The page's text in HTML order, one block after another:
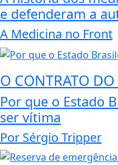
e defenderam a
A Medicina no Front
O CONTRATO
Por que o Estado
ser vítima
Por Sérgio Tripper